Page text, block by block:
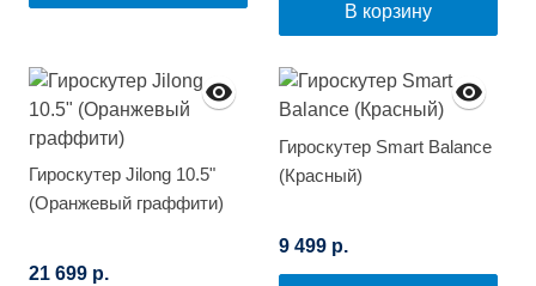
В корзину
Гироскутер Jilong 10.5"
(Оранжевый граффити)
21 699 р.
Гироскутер Smart Balance
(Красный)
9 499 р.